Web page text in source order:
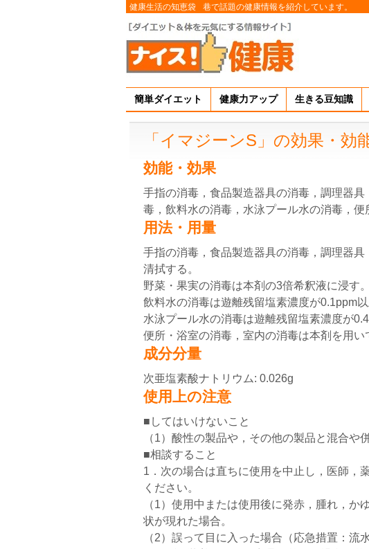
健康生活の知恵袋 巷で話題の健康情報を紹介しています。
簡単ダイエット 健康力アップ 生きる豆知識
「イマジーンS」の効果・効
効能・効果
手指の消毒，食品製造器具の消毒，調理器
毒，飲料水の消毒，水泳プール水の消毒，
用法・用量
手指の消毒，食品製造器具の消毒，調理器具
清拭する。
野菜・果実の消毒は本剤の3倍希釈液に浸す。
飲料水の消毒は遊離残留塩素濃度が0.1ppm
水泳プール水の消毒は遊離残留塩素濃度が
便所・浴室の消毒，室内の消毒は本剤を用い
成分分量
次亜塩素酸ナトリウム: 0.026g
使用上の注意
■してはいけないこと
（1）酸性の製品や，その他の製品と混合や
■相談すること
1．次の場合は直ちに使用を中止し，医師，
ください。
（1）使用中または使用後に発赤，腫れ，か
状が現れた場合。
（2）誤って目に入った場合（応急措置：流